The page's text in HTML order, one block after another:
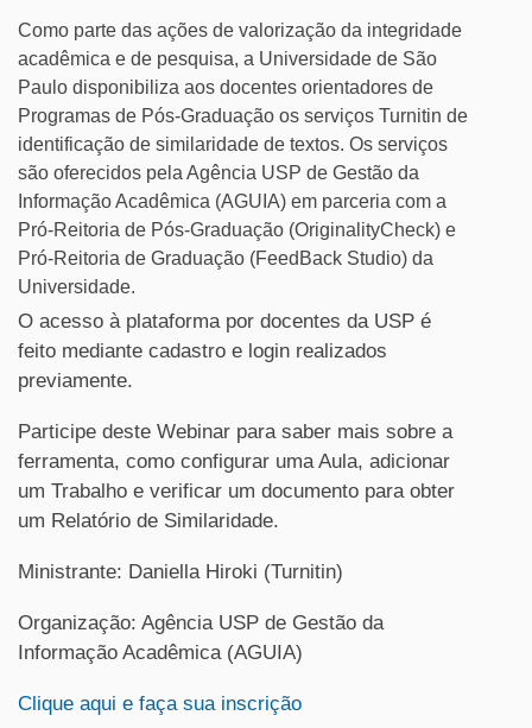
Como parte das ações de valorização da integridade
acadêmica e de pesquisa, a Universidade de São
Paulo disponibiliza aos docentes orientadores de
Programas de Pós-Graduação os serviços Turnitin de
identificação de similaridade de textos. Os serviços
são oferecidos pela Agência USP de Gestão da
Informação Acadêmica (AGUIA) em parceria com a
Pró-Reitoria de Pós-Graduação (OriginalityCheck) e
Pró-Reitoria de Graduação (FeedBack Studio) da
Universidade.
O acesso à plataforma por docentes da USP é
feito mediante cadastro e login realizados
previamente.
Participe deste Webinar para saber mais sobre a
ferramenta, como configurar uma Aula, adicionar
um Trabalho e verificar um documento para obter
um Relatório de Similaridade.
Ministrante: Daniella Hiroki (Turnitin)
Organização: Agência USP de Gestão da
Informação Acadêmica (AGUIA)
Clique aqui e faça sua inscrição